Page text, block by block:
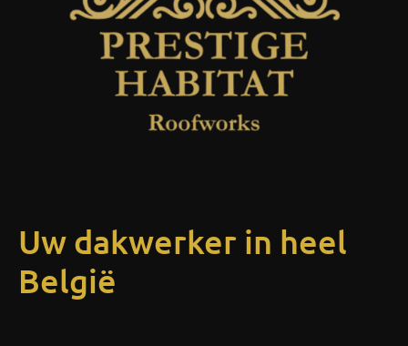
Uw dakwerker in heel
België